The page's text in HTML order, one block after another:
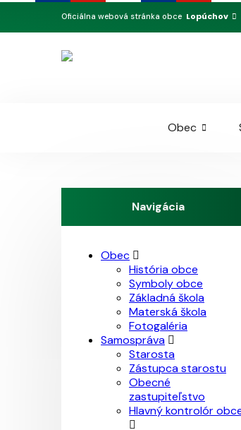
Oficiálna webová stránka obce Lopúchov
Obec
Navigácia
Obec
História obce
Symboly obce
Základná škola
Materská škola
Fotogaléria
Samospráva
Starosta
Zástupca starostu
Obecné
zastupiteľstvo
Hlavný kontrolór